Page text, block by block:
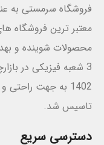
فروشگاه سرمستی به
معتبر ترین فروشگاه
3 شعبه فیزیکی در
1402 به جهت
تاسیس شد.
دسترسی سریع